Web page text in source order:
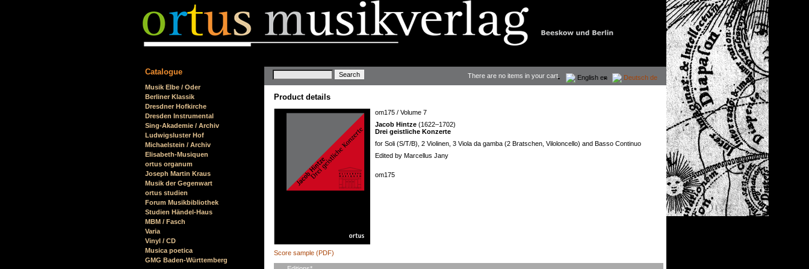
Keywords
Deutsch de
English en
There are no items in your cart.
Product details
om175 / Volume 7
Jacob Hintze (1622–1702)
Drei geistliche Konzerte
for Soli (S/T/B), 2 Violinen, 3 Viola da gamba (2 Bratschen, Viloloncello) and Basso Continuo
Edited by Marcellus Jany
om175
Score sample (PDF)
Catalogue
Skip
navigation
Musik Elbe / Oder
Berliner Klassik
Dresdner Hofkirche
Dresden Instrumental
Sing-Akademie / Archiv
Ludwigsluster Hof
Michaelstein / Archiv
Elisabeth-Musiquen
ortus organum
Joseph Martin Kraus
Musik der Gegenwart
ortus studien
Forum Musikbibliothek
Studien Händel-Haus
MBM / Fasch
Varia
Vinyl / CD
Musica poetica
GMG Baden-Württemberg